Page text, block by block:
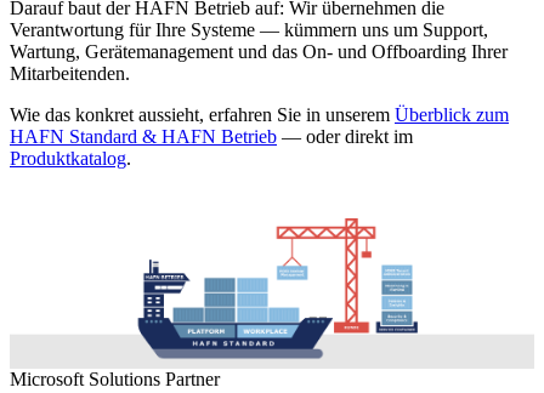
Darauf baut der HAFN Betrieb auf: Wir übernehmen die
Verantwortung für Ihre Systeme — kümmern uns um Support,
Wartung, Gerätemanagement und das On- und Offboarding Ihrer
Mitarbeitenden.
Wie das konkret aussieht, erfahren Sie in unserem Überblick zum
HAFN Standard & HAFN Betrieb — oder direkt im
Produktkatalog.
Microsoft Solutions Partner